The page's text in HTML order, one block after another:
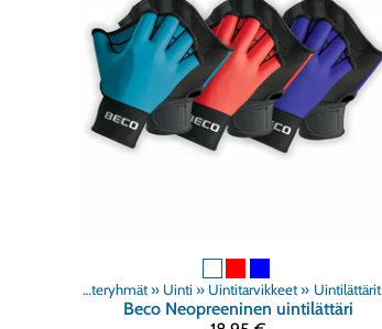
Tuoteryhmät ‪» Uinti ‪» Uintitarvikkeet‪» Uintilättärit
Beco Neopreeninen uintilättäri